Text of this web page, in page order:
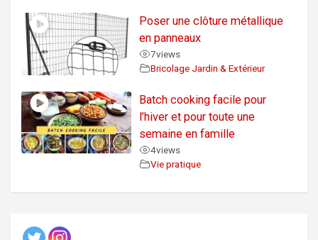
Poser une clôture métallique
en panneaux
7views
Bricolage Jardin & Extérieur
Batch cooking facile pour
l’hiver et pour toute une
semaine en famille
4views
Vie pratique